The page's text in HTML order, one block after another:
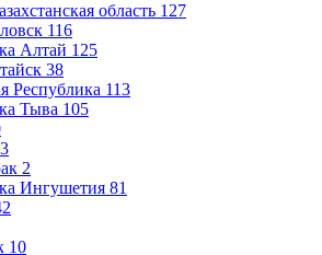
область 127
116
Алтай 125
38
Республика 113
Тыва 105
3
2
Ингушетия 81
10